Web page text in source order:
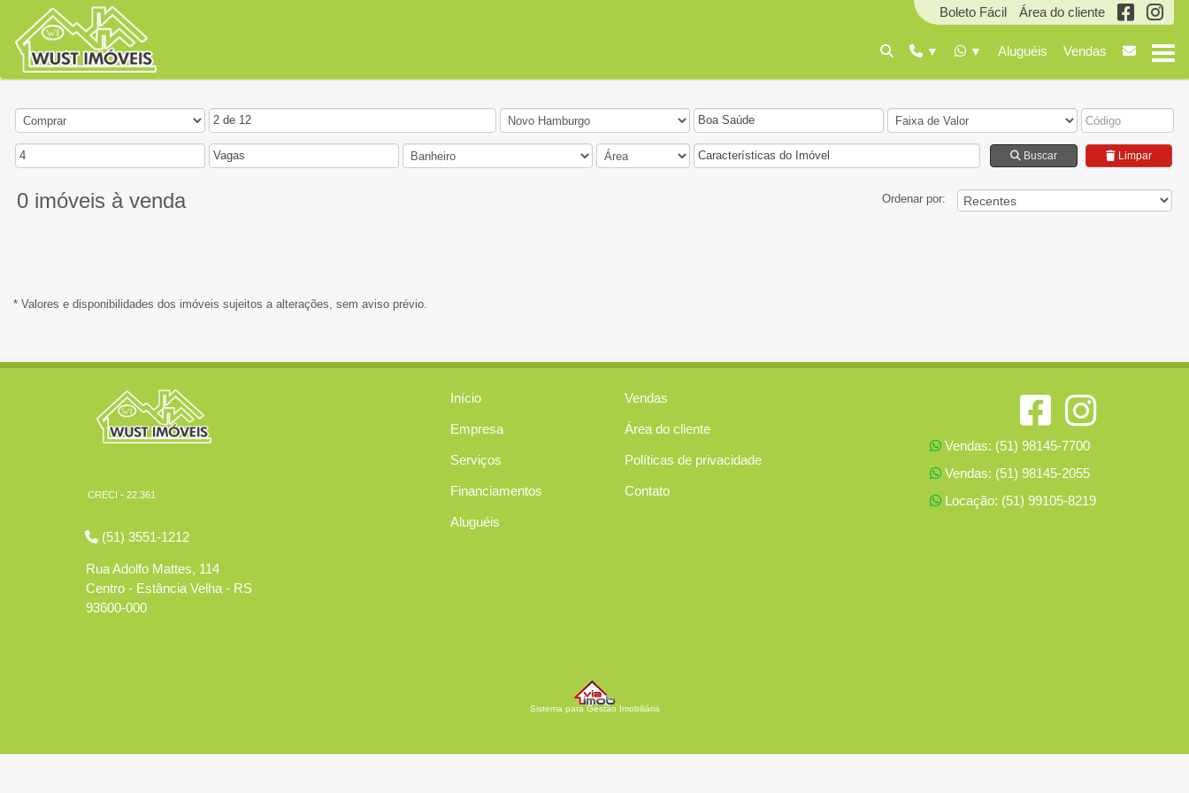
Boleto Fácil Área do cliente
Aluguéis Vendas
2 de 12 Boa Saúde
4 Vagas Características do Imóvel Buscar Limpar
0 imóveis à venda Ordenar por:
* Valores e disponibilidades dos imóveis sujeitos a alterações, sem aviso prévio.
CRECI - 22.361
(51) 3551-1212
Rua Adolfo Mattes, 114
Centro - Estância Velha - RS
93600-000
Início
Empresa
Serviços
Financiamentos
Aluguéis
Vendas
Área do cliente
Políticas de privacidade
Contato
Vendas: (51) 98145-7700
Vendas: (51) 98145-2055
Locação: (51) 99105-8219
Sistema para Gestão Imobiliária